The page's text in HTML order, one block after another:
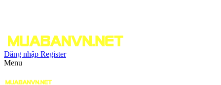
Đăng nhập Register
Menu